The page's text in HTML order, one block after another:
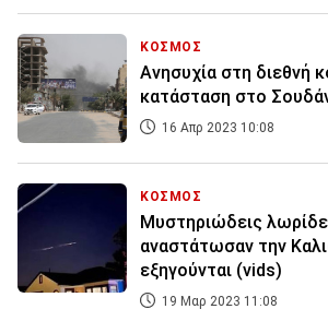
ΚΟΣΜΟΣ
Ανησυχία στη διεθνή
κατάσταση στο
16 Απρ 2023 10:08
ΚΟΣΜΟΣ
Mυστηριώδεις
αναστάτωσαν την
εξηγούνται (vids)
19 Μαρ 2023 11:08